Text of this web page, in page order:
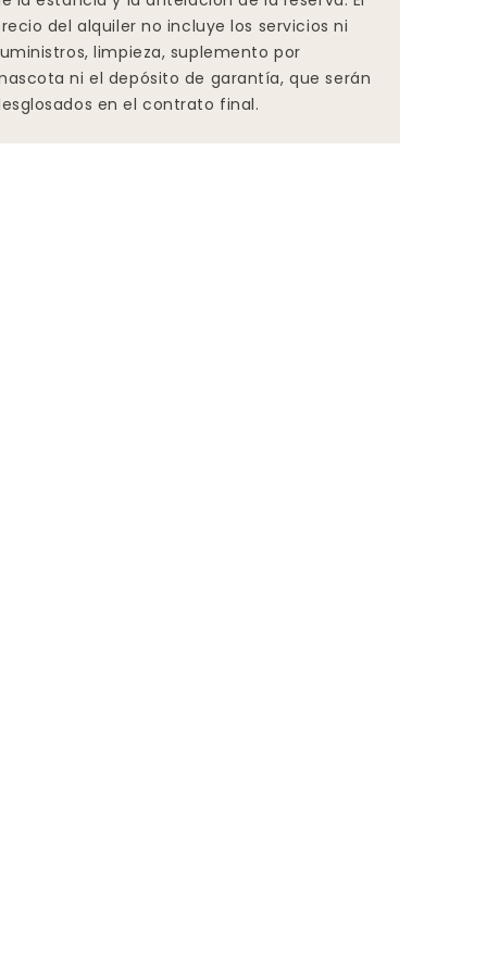
del alquiler no incluye los servicios ni
limpieza, suplemento por
ni el depósito de garantía, que serán
en el contrato final.